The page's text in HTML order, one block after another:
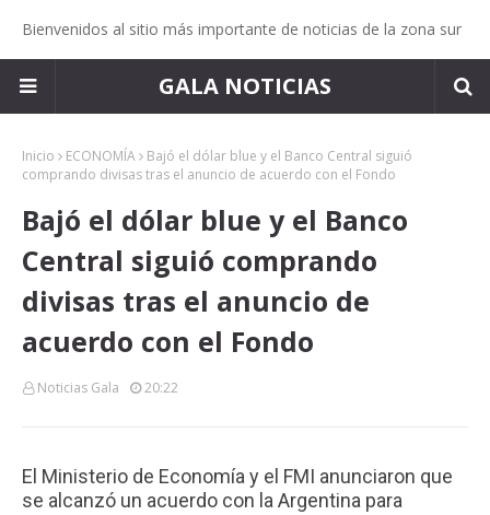
Bienvenidos al sitio más importante de noticias de la zona sur
GALA NOTICIAS
Inicio ECONOMÍA
Bajó el dólar blue y el Banco Central siguió
comprando divisas tras el anuncio de acuerdo con el Fondo
Bajó el dólar blue y el Banco
Central siguió comprando
divisas tras el anuncio de
acuerdo con el Fondo
Noticias Gala 20:22
El Ministerio de Economía y el FMI anunciaron que
se alcanzó un acuerdo con la Argentina para